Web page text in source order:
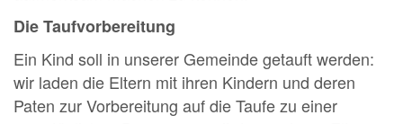
Die Taufvorbereitung
Ein Kind soll in unserer Gemeinde getauft werden:
wir laden die Eltern mit ihren Kindern und deren
Paten zur Vorbereitung auf die Taufe zu einer